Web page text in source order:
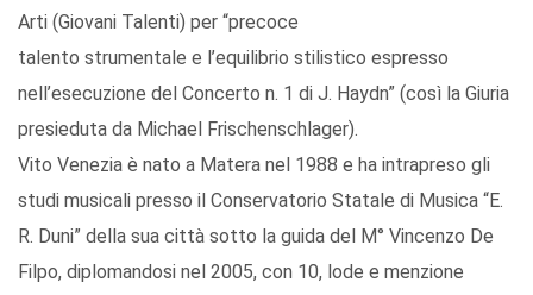
Arti (Giovani Talenti) per “precoce
talento strumentale e l’equilibrio stilistico espresso
nell’esecuzione del Concerto n. 1 di J. Haydn” (così la Giuria
presieduta da Michael Frischenschlager).
Vito Venezia è nato a Matera nel 1988 e ha intrapreso gli
studi musicali presso il Conservatorio Statale di Musica “E.
R. Duni” della sua città sotto la guida del M° Vincenzo De
Filpo, diplomandosi nel 2005, con 10, lode e menzione